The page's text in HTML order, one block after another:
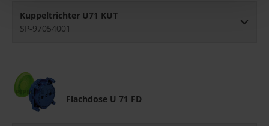
Kuppeltrichter U71 KUT
SP-97054001
Flachdose U 71 FD